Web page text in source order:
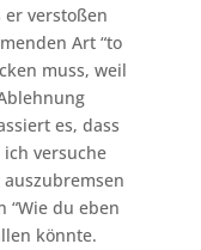
er verstoßen
Art “to
muss, weil
es, dass
versuche
“Wie du eben
könnte.